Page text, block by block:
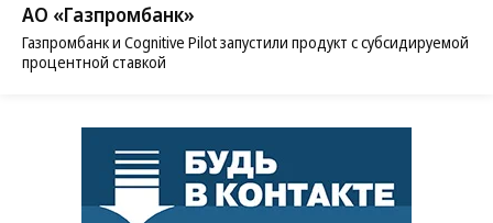
АО «Газпромбанк»
Газпромбанк и Cognitive Pilot запустили продукт с субсидируемой
процентной ставкой